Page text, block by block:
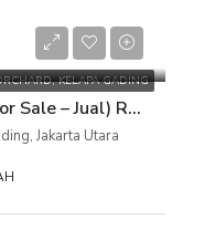
KELAPA GADING
P3KPG-00002061-IT-J (For Sale – Jual) Rumah Grand Orchard Ebony, Kelapa Gading, Jakarta Utara
Jakarta Utara